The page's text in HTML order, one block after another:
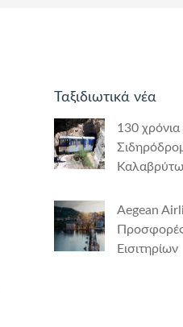
Ταξιδιωτικά νέα
130
Aegean
Εισιτηρίων